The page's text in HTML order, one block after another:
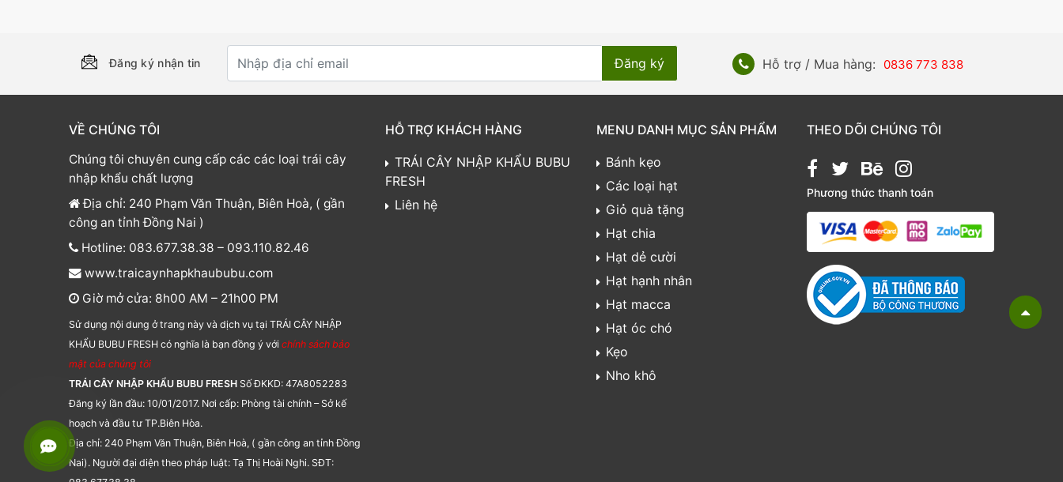
Đăng ký nhận tin Hỗ trợ / Mua hàng: 0836 773 838
VỀ CHÚNG TÔI
Chúng tôi chuyên cung cấp các các loại trái cây
nhập khẩu chất lượng
Địa chỉ: 240 Phạm Văn Thuận, Biên Hoà, ( gần
công an tỉnh Đồng Nai )
Hotline: 083.677.38.38 – 093.110.82.46
www.traicaynhapkhaububu.com
Giờ mở cửa: 8h00 AM – 21h00 PM
Sử dụng nội dung ở trang này và dịch vụ tại TRÁI CÂY NHẬP
KHẨU BUBU FRESH có nghĩa là bạn đồng ý với chính sách bảo
mật của chúng tôi
TRÁI CÂY NHẬP KHẨU BUBU FRESH Số ĐKKD: 47A8052283
Đăng ký lần đầu: 10/01/2017. Nơi cấp: Phòng tài chính – Sở kế
hoạch và đầu tư TP.Biên Hòa.
Địa chỉ: 240 Phạm Văn Thuận, Biên Hoà, ( gần công an tỉnh Đồng
Nai). Người đại diện theo pháp luật: Tạ Thị Hoài Nghi. SĐT:
HỖ TRỢ KHÁCH HÀNG
TRÁI CÂY NHẬP KHẨU BUBU
FRESH
Liên hệ
MENU DANH MỤC SẢN PHẨM
Bánh kẹo
Các loại hạt
Giỏ quà tặng
Hạt chia
Hạt dẻ cười
Hạt hạnh nhân
Hạt macca
Hạt óc chó
Kẹo
Nho khô
THEO DÕI CHÚNG TÔI
Phương thức thanh toán